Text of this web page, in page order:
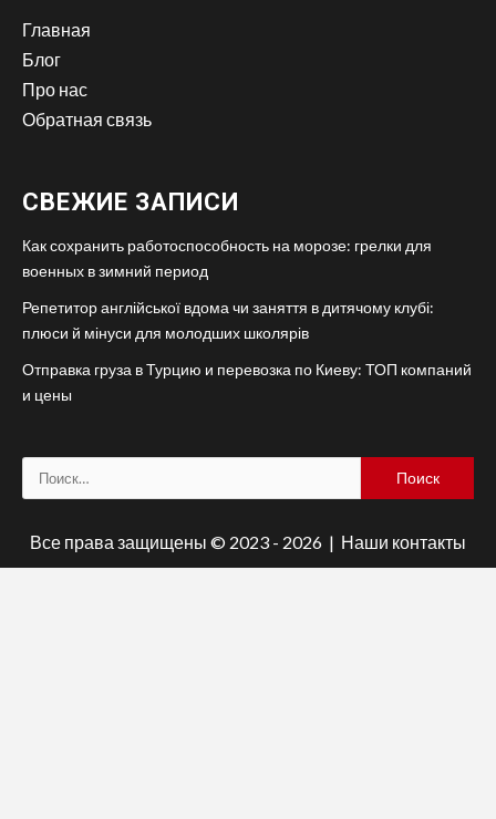
Главная
Блог
Про нас
Обратная связь
СВЕЖИЕ ЗАПИСИ
Как сохранить работоспособность на морозе: грелки для
военных в зимний период
Репетитор англійської вдома чи заняття в дитячому клубі:
плюси й мінуси для молодших школярів
Отправка груза в Турцию и перевозка по Киеву: ТОП компаний
и цены
Найти:
Все права защищены © 2023 - 2026 | Наши контакты